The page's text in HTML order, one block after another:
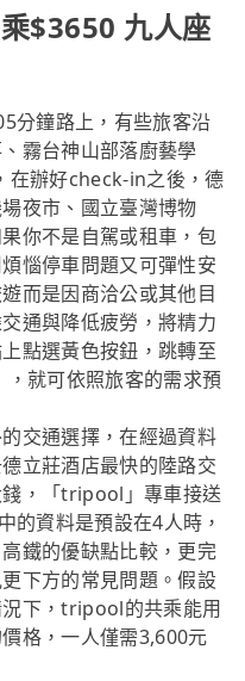
$3650 九人座
分鐘路上，有些旅客沿
霧台神山部落廚藝學
在辦好check-in之後，德
夜市、國立臺灣博物
你不是自駕或租車，包
惱停車問題又可彈性安
而是因商洽公或其他目
通與降低疲勞，將精力
點選黃色按鈕，跳轉至
就可依照旅客的需求預
交通選擇，在經過資料
立莊酒店最快的陸路交
，「tripool」專車接送
的資料是預設在4人時，
鐵的優缺點比較，更完
下方的常見問題。假設
下，tripool的共乘能用
格，一人僅需3,600元